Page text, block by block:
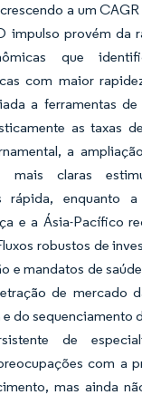
a um
impulso provém da
que
com maior
a ferramentas
as taxas
a
mais claras
rápida, enquanto
e a Ásia-Pacífico
robustos de
e mandatos de
de mercado
e do sequenciamento
de
com a
mas ainda